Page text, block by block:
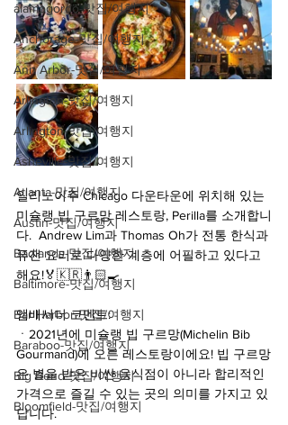
alamogordo-맛집/여행지
Anchorage-맛집/여행지
Ann Arbor-맛집/여행지
Arlington-맛집/여행지
Arlington-맛집/여행지
Asheville-맛집/여행지
Atlanta-맛집/여행지
Austin-맛집/여행지
Badlands-맛집/여행지
Baltimore-맛집/여행지
Bar Harbor-맛집/여행지
Baraboo-맛집/여행지
Big Bend-맛집/여행지
Bloomfield-맛집/여행지
일리노이주 Chicago 다운타운에 위치해 있는
미슐랭 빕 구르망 레스토랑, Perilla를 소개합니
다.  Andrew Lim과 Thomas Oh가 전통 한식과
퓨전 요리로 다양한 계층에 어필하고 있다고
해요!🏅🇰🇷👨🏻‍🍳
앰배서더 코멘트:
ㆍ2021년에 미슐랭 빕 구르망(Michelin Bib
Gourmand)에 오른 레스토랑이에요! 빕 구르망
은 별을 받은 비싼 음식점이 아니라 합리적인
가격으로 즐길 수 있는 곳의 의미를 가지고 있
답니다.